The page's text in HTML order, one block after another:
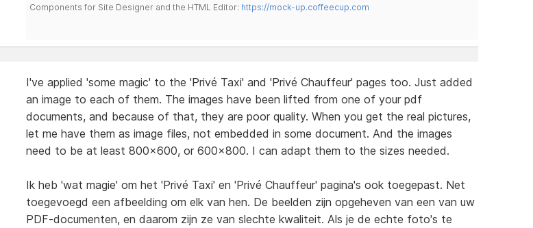
Components for Site Designer and the HTML Editor: https://mock-up.coffeecup.com
I've applied 'some magic' to the 'Privé Taxi' and 'Privé Chauffeur' pages too. Just added
an image to each of them. The images have been lifted from one of your pdf
documents, and because of that, they are poor quality. When you get the real pictures,
let me have them as image files, not embedded in some document. And the images
need to be at least 800x600, or 600x800. I can adapt them to the sizes needed.
Ik heb 'wat magie' om het 'Privé Taxi' en 'Privé Chauffeur' pagina's ook toegepast. Net
toegevoegd een afbeelding om elk van hen. De beelden zijn opgeheven van een van uw
PDF-documenten, en daarom zijn ze van slechte kwaliteit. Als je de echte foto's te